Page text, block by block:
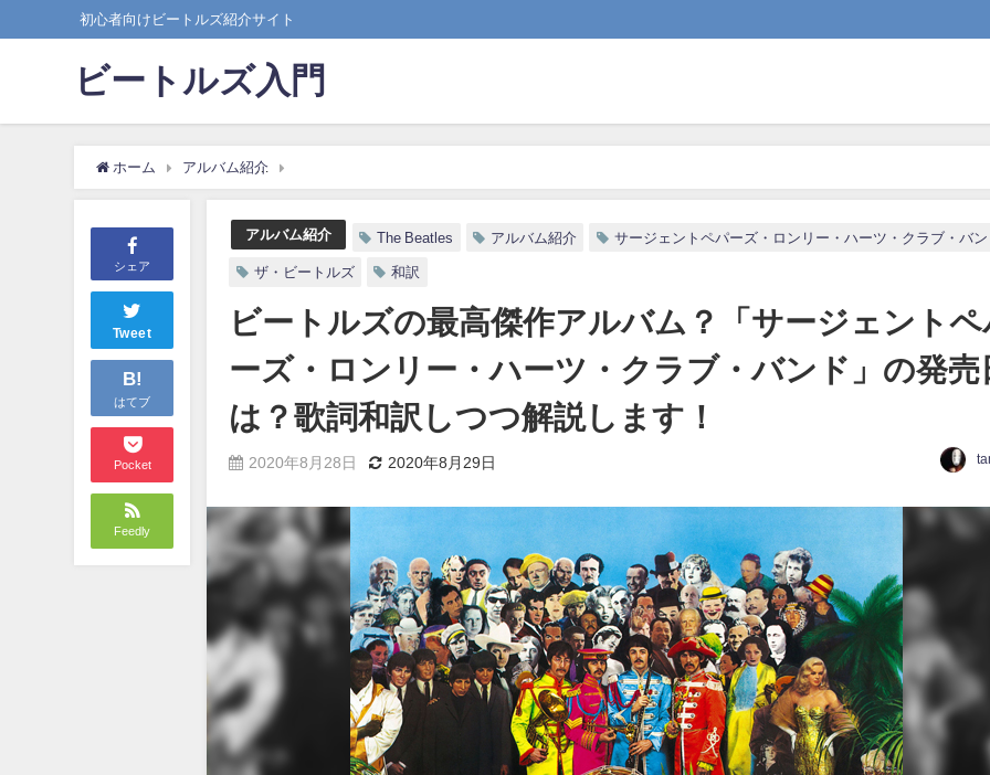
初心者向けビートルズ紹介サイト
ビートルズ入門
ホーム アルバム紹介
シェア
Tweet
B!
はてブ
Pocket
Feedly
アルバム紹介 The Beatles アルバム紹介 サージェントペパーズ・ロンリー・ハーツ・クラブ・バン
ザ・ビートルズ 和訳
ビートルズの最高傑作アルバム？「サージェントペ
ーズ・ロンリー・ハーツ・クラブ・バンド」の発売
は？歌詞和訳しつつ解説します！
2020年8月28日 2020年8月29日